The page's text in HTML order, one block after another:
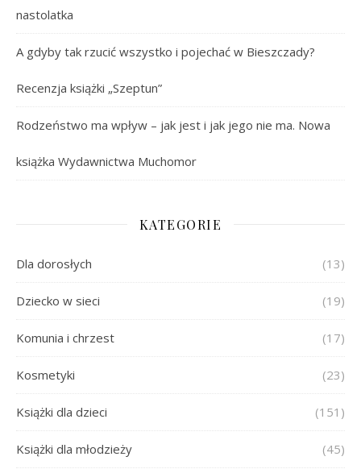
nastolatka
A gdyby tak rzucić wszystko i pojechać w Bieszczady?
Recenzja książki „Szeptun”
Rodzeństwo ma wpływ – jak jest i jak jego nie ma. Nowa
książka Wydawnictwa Muchomor
KATEGORIE
Dla dorosłych (13)
Dziecko w sieci (19)
Komunia i chrzest (17)
Kosmetyki (23)
Książki dla dzieci (151)
Książki dla młodzieży (45)